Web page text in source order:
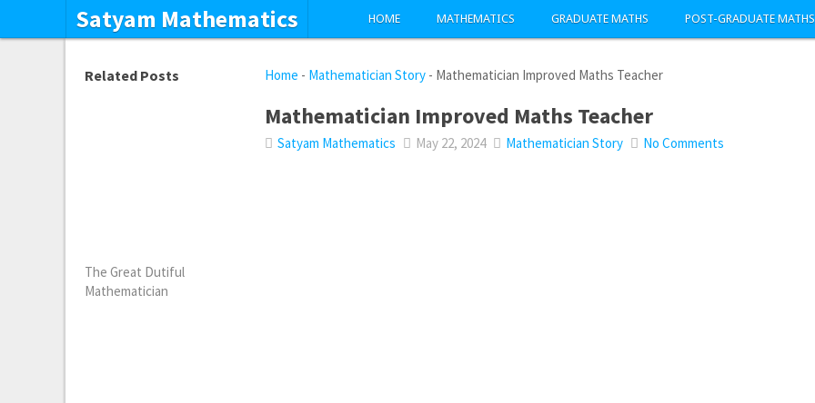
Satyam Mathematics HOME MATHEMATICS GRADUATE MATHS POST-GRADUATE MATHS
Home - Mathematician Story - Mathematician Improved Maths Teacher
Mathematician Improved Maths Teacher
Satyam Mathematics May 22, 2024 Mathematician Story No Comments
Related Posts
The Great Dutiful
Mathematician